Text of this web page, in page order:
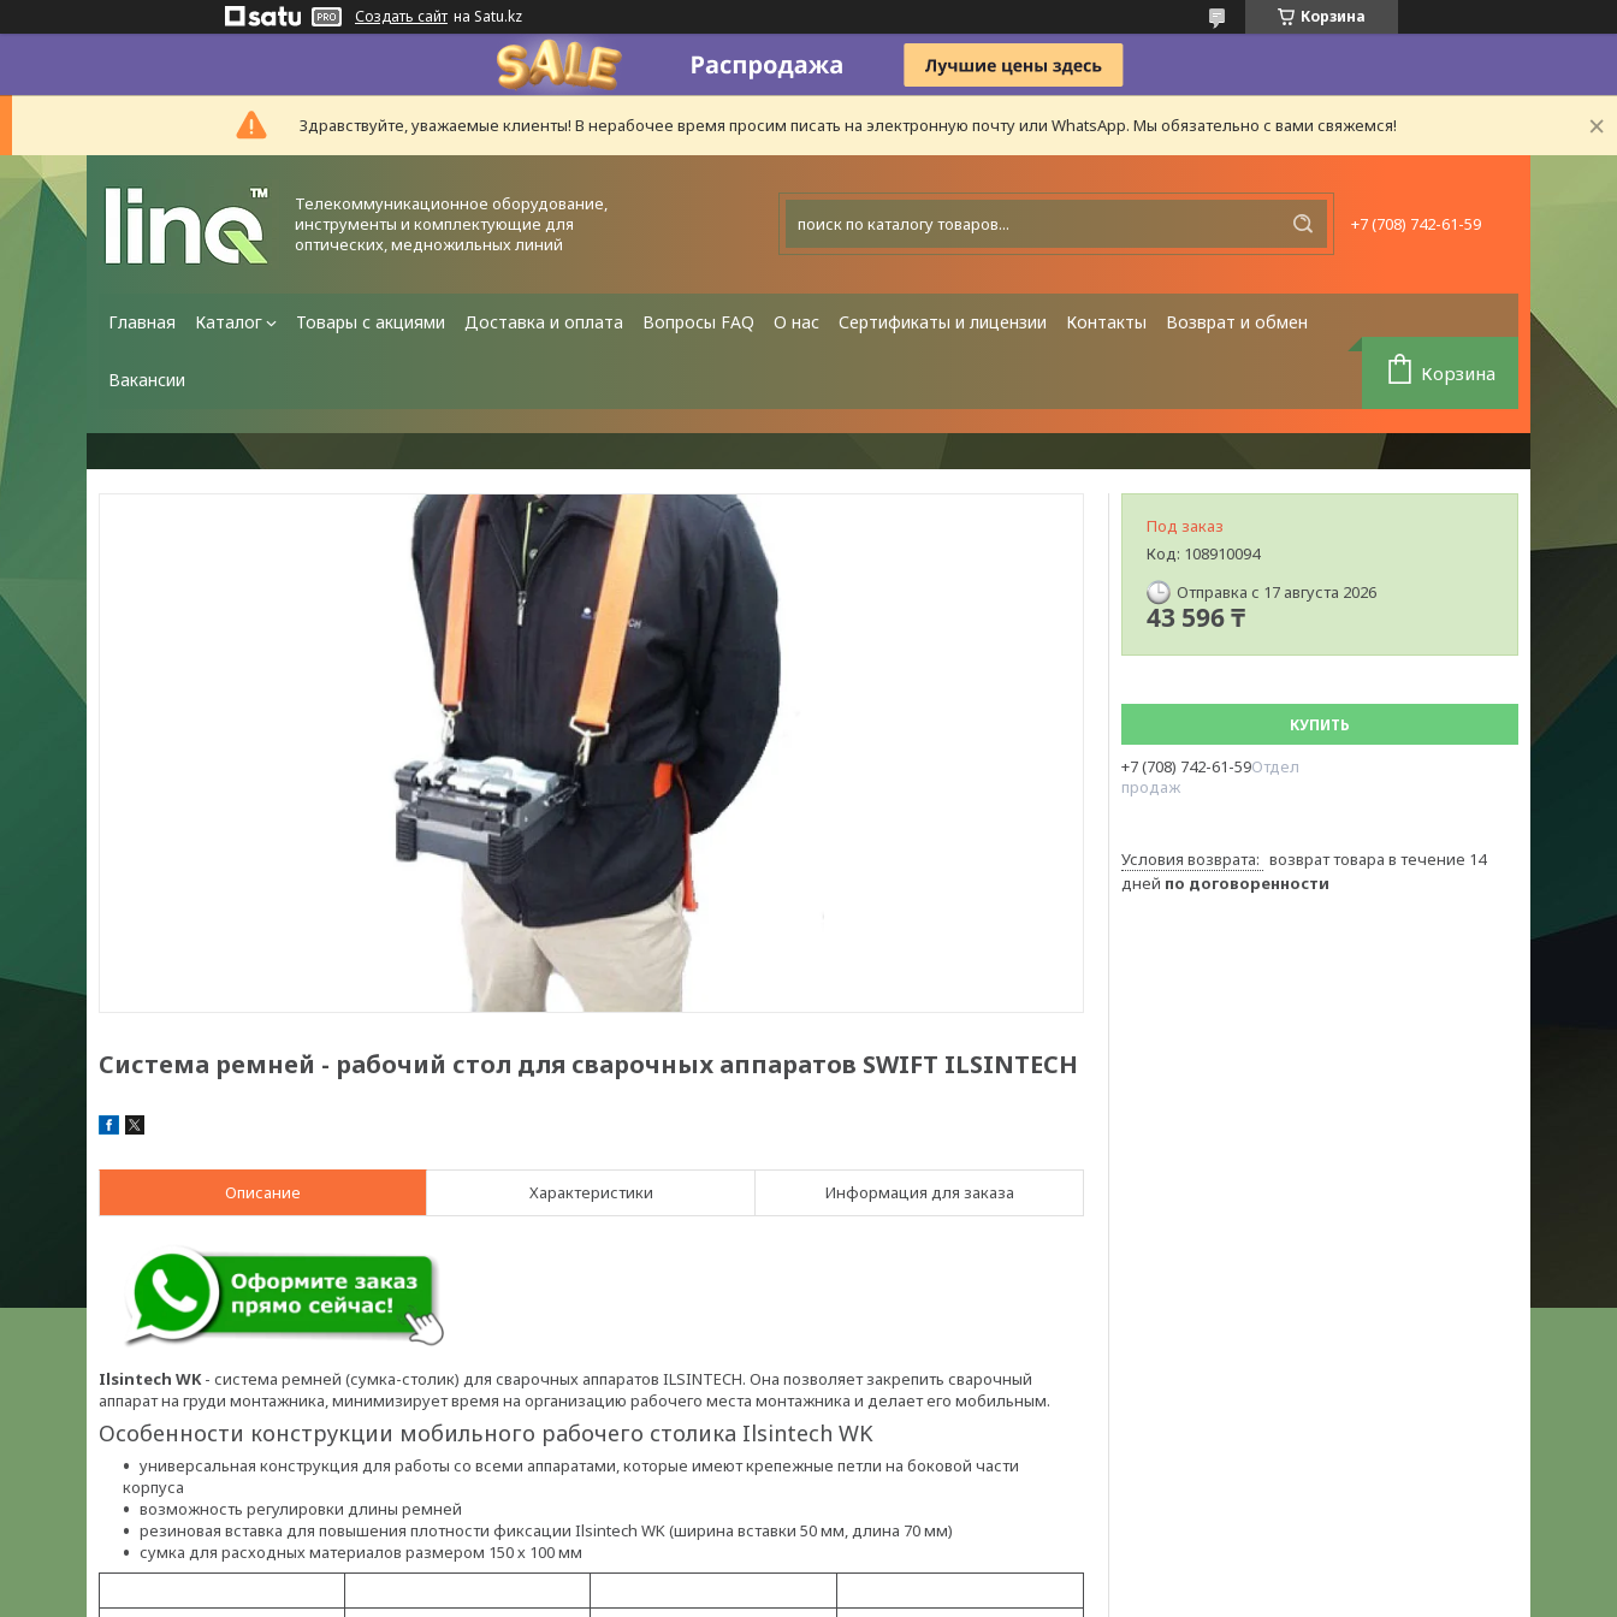
Создать сайт на Satu.kz Корзина
Здравствуйте, уважаемые клиенты! В нерабочее время просим писать на электронную почту или WhatsApp. Мы обязательно с вами свяжемся!
Телекоммуникационное оборудование,
инструменты и комплектующие для
оптических, медножильных линий
+7 (708) 742-61-59
Главная Каталог Товары с акциями Доставка и оплата Вопросы FAQ О нас Сертификаты и лицензии Контакты Возврат и обмен
Вакансии Корзина
Система ремней - рабочий стол для сварочных аппаратов SWIFT ILSINTECH
Описание Характеристики Информация для заказа
Ilsintech WK- система ремней (сумка-столик) для сварочных аппаратов ILSINTECH. Она позволяет закрепить сварочный
аппарат на груди монтажника, минимизирует время на организацию рабочего места монтажника и делает его мобильным.
Особенности конструкции мобильного рабочего столика Ilsintech WK
универсальная конструкция для работы со всеми аппаратами, которые имеют крепежные петли на боковой части
корпуса
возможность регулировки длины ремней
резиновая вставка для повышения плотности фиксации Ilsintech WK (ширина вставки 50 мм, длина 70 мм)
сумка для расходных материалов размером 150 х 100 мм
Под заказ
Код: 108910094
Отправка с 17 августа 2026
43 596 ₸
КУПИТЬ
+7 (708) 742-61-59Отдел
продаж
возврат товара в течение 14
дней по договоренности